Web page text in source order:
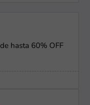
hasta 60% OFF